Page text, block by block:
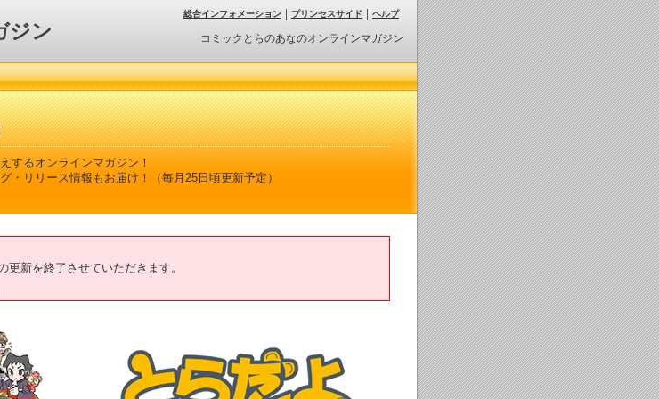
ジン コミックとらのあなのオンラインマガジン
総合インフォメーション プリンセスサイド ヘルプ
するオンラインマガジン！
・リリース情報もお届け！（毎月25日頃更新予定）
新を終了させていただきます。